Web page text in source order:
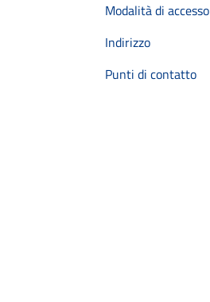
Modalità di accesso
Indirizzo
Punti di contatto